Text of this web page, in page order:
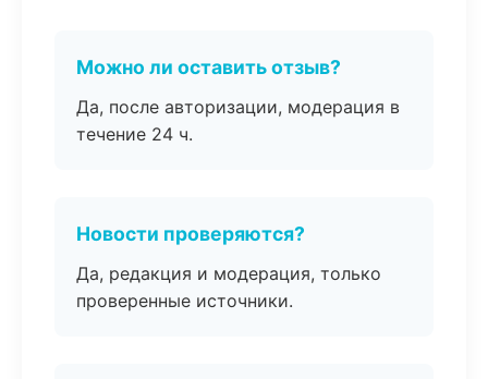
Можно ли оставить отзыв?
Да, после авторизации, модерация в
течение 24 ч.
Новости проверяются?
Да, редакция и модерация, только
проверенные источники.